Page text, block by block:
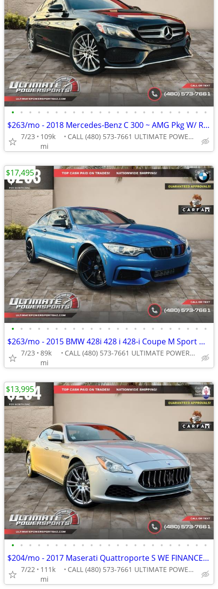
• • • • • • • • • • • • • • • • • • • • • • •
$263/mo - 2018 Mercedes-Benz C 300 ~ AMG Pkg W/ Red Interior WE FINANC
7/23
109k
mi
CALL (480) 573-7661 ULTIMATE POWERSPORTS
• • • • • • • • • • • • • • • • • • • • • • •
$263/mo - 2015 BMW 428i 428 i 428-i Coupe M Sport WE FINANCE ALL CREDI
7/23
89k
mi
CALL (480) 573-7661 ULTIMATE POWERSPORTS
$17,495
• • • • • • • • • • • • • • • • • • • • • • •
$204/mo - 2017 Maserati Quattroporte S WE FINANCE ALL CREDIT! DRIVE TO
7/22
111k
mi
CALL (480) 573-7661 ULTIMATE POWERSPORTS
$13,995